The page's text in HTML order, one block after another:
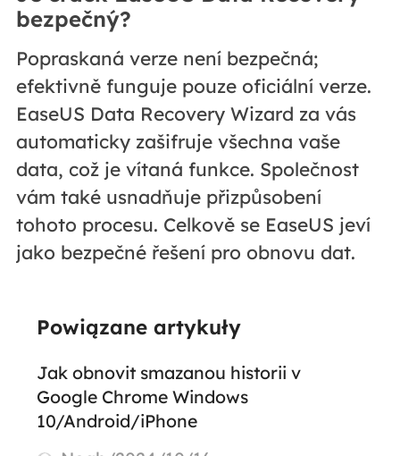
bezpečný?
Popraskaná verze není bezpečná;
efektivně funguje pouze oficiální verze.
EaseUS Data Recovery Wizard za vás
automaticky zašifruje všechna vaše
data, což je vítaná funkce. Společnost
vám také usnadňuje přizpůsobení
tohoto procesu. Celkově se EaseUS jeví
jako bezpečné řešení pro obnovu dat.
Powiązane artykuły
Jak obnovit smazanou historii v
Google Chrome Windows
10/Android/iPhone